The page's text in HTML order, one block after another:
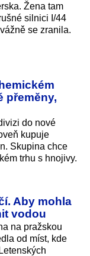
Žena tam
silnici I/44
se zranila.
přeměny,
do nové
kupuje
Skupina chce
trhu s hnojivy.
Aby mohla
vodou
na pražskou
od míst, kde